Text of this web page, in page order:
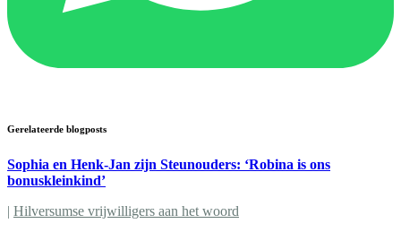
Gerelateerde blogposts
Sophia en Henk-Jan zijn Steunouders: ‘Robina is ons
bonuskleinkind’
| Hilversumse vrijwilligers aan het woord